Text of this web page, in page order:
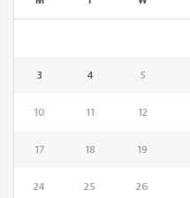
3
4 5
10
11 12
17
18 19
24
25 26